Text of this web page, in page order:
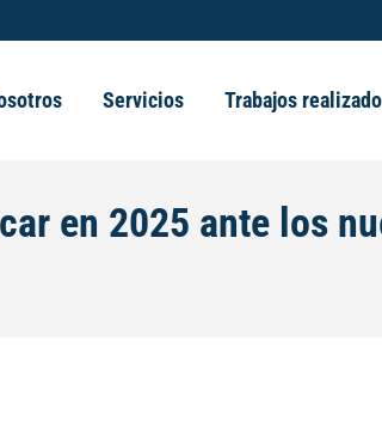
Servicios Trabajos
en 2025 ante los